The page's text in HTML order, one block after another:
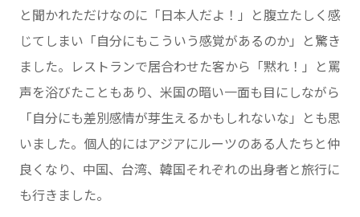
と聞かれただけなのに「日本人だよ！」と腹立たしく感
じてしまい「自分にもこういう感覚があるのか」と驚き
ました。レストランで居合わせた客から「黙れ！」と罵
声を浴びたこともあり、米国の暗い一面も目にしながら
「自分にも差別感情が芽生えるかもしれないな」とも思
いました。個人的にはアジアにルーツのある人たちと仲
良くなり、中国、台湾、韓国それぞれの出身者と旅行に
も行きました。